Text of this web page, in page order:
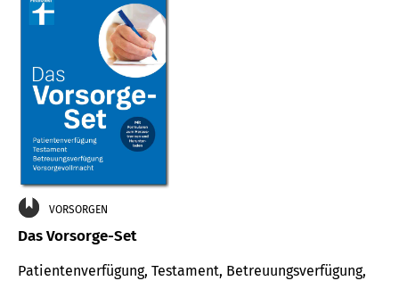
VORSORGEN
Das Vorsorge-Set
Patienten­ver­fügung, Testa­ment, Be­treuungs­verfü­gung,